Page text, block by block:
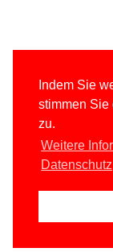
Indem Sie
stimmen Sie
zu.
Weitere
Datenschutz